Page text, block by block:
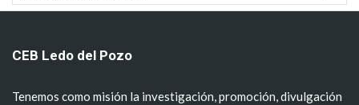
CEB Ledo del Pozo
Tenemos como misión la investigación, promoción, divulgación